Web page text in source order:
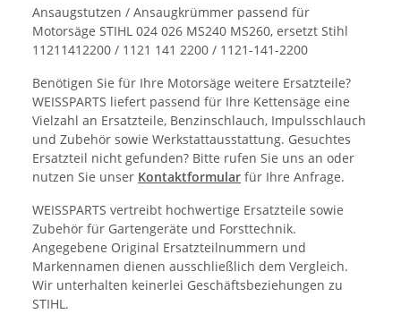
Ansaugstutzen / Ansaugkrümmer passend für
Motorsäge STIHL 024 026 MS240 MS260, ersetzt Stihl
11211412200 / 1121 141 2200 / 1121-141-2200
Benötigen Sie für Ihre Motorsäge weitere Ersatzteile?
WEISSPARTS liefert passend für Ihre Kettensäge eine
Vielzahl an Ersatzteile, Benzinschlauch, Impulsschlauch
und Zubehör sowie Werkstattausstattung. Gesuchtes
Ersatzteil nicht gefunden? Bitte rufen Sie uns an oder
nutzen Sie unser Kontaktformular für Ihre Anfrage.
WEISSPARTS vertreibt hochwertige Ersatzteile sowie
Zubehör für Gartengeräte und Forsttechnik.
Angegebene Original Ersatzteilnummern und
Markennamen dienen ausschließlich dem Vergleich.
Wir unterhalten keinerlei Geschäftsbeziehungen zu
STIHL.